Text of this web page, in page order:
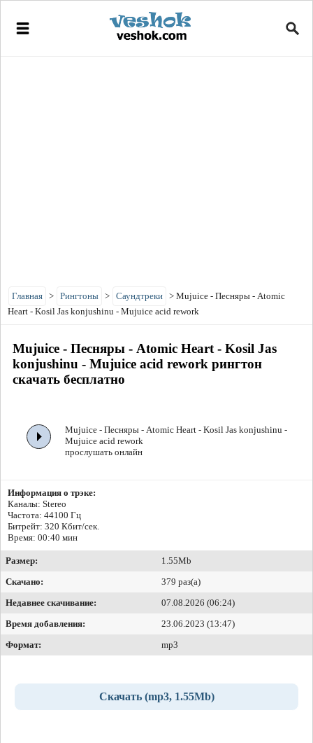
Главная > Рингтоны > Саундтреки > Mujuice - Песняры - Atomic
Heart - Kosil Jas konjushinu - Mujuice acid rework
Mujuice - Песняры - Atomic Heart - Kosil Jas
konjushinu - Mujuice acid rework рингтон
скачать бесплатно
Mujuice - Песняры - Atomic Heart - Kosil Jas konjushinu -
Mujuice acid rework
прослушать онлайн
Информация о трэке:
Каналы: Stereo
Частота: 44100 Гц
Битрейт: 320 Кбит/сек.
Время: 00:40 мин
Размер:
1.55Mb
Скачано:
379 раз(а)
Недавнее скачивание:
07.08.2026 (06:24)
Время добавления:
23.06.2023 (13:47)
Формат:
mp3
Скачать (mp3, 1.55Mb)